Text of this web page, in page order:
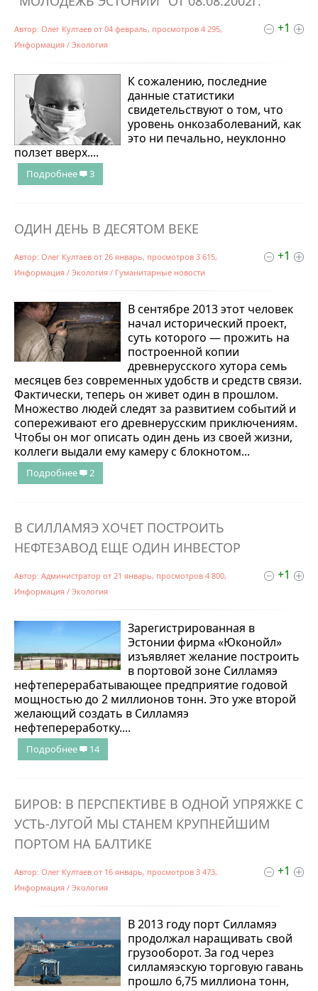
+1
Автор: Олег Култаев от 04 февраль, просмотров 4 295,
Информация / Экология
К сожалению, последние
данные статистики
свидетельствуют о том, что
уровень онкозаболеваний, как
это ни печально, неуклонно
ползет вверх....
Подробнее 3
ОДИН ДЕНЬ В ДЕСЯТОМ ВЕКЕ
+1
Автор: Олег Култаев от 26 январь, просмотров 3 615,
Информация / Экология / Гуманитарные новости
В сентябре 2013 этот человек
начал исторический проект,
суть которого — прожить на
построенной копии
древнерусского хутора семь
месяцев без современных удобств и средств связи.
Фактически, теперь он живет один в прошлом.
Множество людей следят за развитием событий и
сопереживают его древнерусским приключениям.
Чтобы он мог описать один день из своей жизни,
коллеги выдали ему камеру с блокнотом...
Подробнее 2
В СИЛЛАМЯЭ ХОЧЕТ ПОСТРОИТЬ
НЕФТЕЗАВОД ЕЩЕ ОДИН ИНВЕСТОР
+1
Автор: Администратор от 21 январь, просмотров 4 800,
Информация / Экология
Зарегистрированная в
Эстонии фирма «Юконойл»
изъявляет желание построить
в портовой зоне Силламяэ
нефтеперерабатывающее предприятие годовой
мощностью до 2 миллионов тонн. Это уже второй
желающий создать в Силламяэ
нефтепереработку....
Подробнее 14
БИРОВ: В ПЕРСПЕКТИВЕ В ОДНОЙ УПРЯЖКЕ С
УСТЬ-ЛУГОЙ МЫ СТАНЕМ КРУПНЕЙШИМ
ПОРТОМ НА БАЛТИКЕ
+1
Автор: Олег Култаев от 16 январь, просмотров 3 473,
Информация / Экология
В 2013 году порт Силламяэ
продолжал наращивать свой
грузооборот. За год через
силламяэскую торговую гавань
прошло 6,75 миллиона тонн,